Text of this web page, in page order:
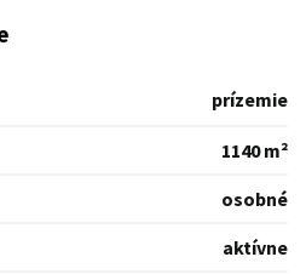
prízemie
1140 m²
osobné
aktívne